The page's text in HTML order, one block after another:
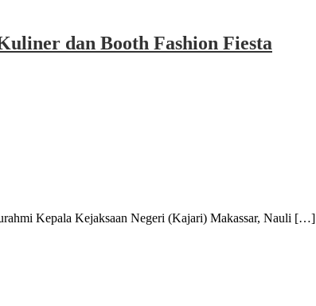
dan Booth Fashion Fiesta
Kepala Kejaksaan Negeri (Kajari) Makassar, Nauli […]